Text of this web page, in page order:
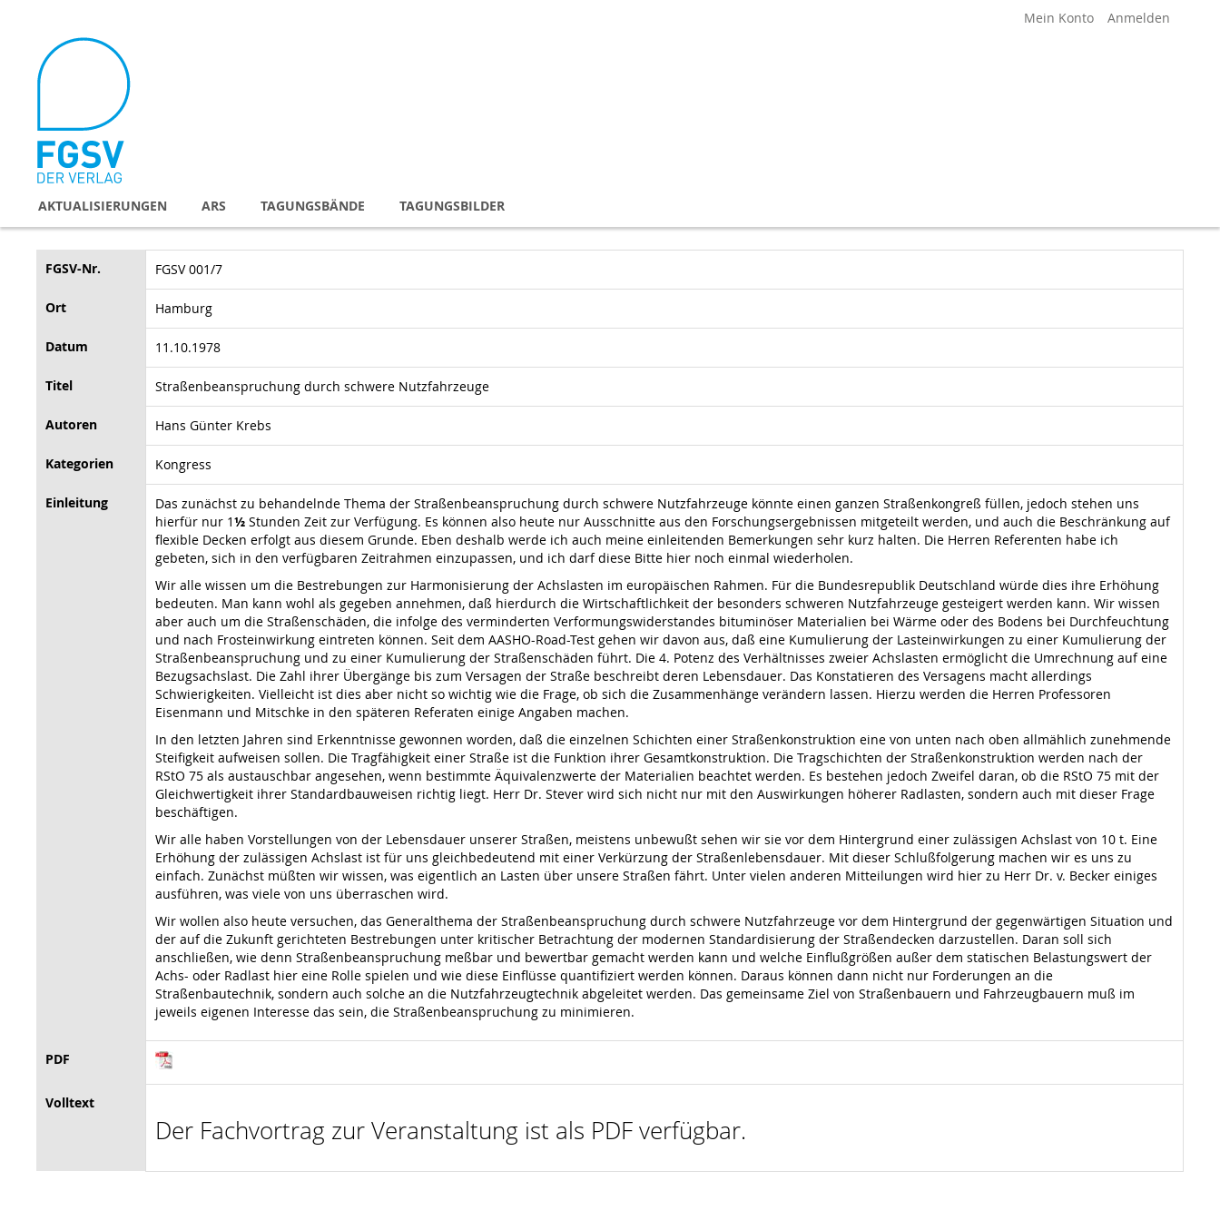
Mein Konto Anmelden
Inhalt
AKTUALISIERUNGEN ARS TAGUNGSBÄNDE TAGUNGSBILDER
FGSV-Nr. FGSV 001/7
Ort Hamburg
Datum 11.10.1978
Titel Straßenbeanspruchung durch schwere Nutzfahrzeuge
Autoren Hans Günter Krebs
Kategorien Kongress
Einleitung
Das zunächst zu behandelnde Thema der Straßenbeanspruchung durch schwere Nutzfahrzeuge könnte einen ganzen Straßenkongreß füllen, jedoch stehen uns
hierfür nur 1½ Stunden Zeit zur Verfügung. Es können also heute nur Ausschnitte aus den Forschungsergebnissen mitgeteilt werden, und auch die Beschränkung auf
flexible Decken erfolgt aus diesem Grunde. Eben deshalb werde ich auch meine einleitenden Bemerkungen sehr kurz halten. Die Herren Referenten habe ich
gebeten, sich in den verfügbaren Zeitrahmen einzupassen, und ich darf diese Bitte hier noch einmal wiederholen.
Wir alle wissen um die Bestrebungen zur Harmonisierung der Achslasten im europäischen Rahmen. Für die Bundesrepublik Deutschland würde dies ihre Erhöhung
bedeuten. Man kann wohl als gegeben annehmen, daß hierdurch die Wirtschaftlichkeit der besonders schweren Nutzfahrzeuge gesteigert werden kann. Wir wissen
aber auch um die Straßenschäden, die infolge des verminderten Verformungswiderstandes bituminöser Materialien bei Wärme oder des Bodens bei Durchfeuchtung
und nach Frosteinwirkung eintreten können. Seit dem AASHO-Road-Test gehen wir davon aus, daß eine Kumulierung der Lasteinwirkungen zu einer Kumulierung der
Straßenbeanspruchung und zu einer Kumulierung der Straßenschäden führt. Die 4. Potenz des Verhältnisses zweier Achslasten ermöglicht die Umrechnung auf eine
Bezugsachslast. Die Zahl ihrer Übergänge bis zum Versagen der Straße beschreibt deren Lebensdauer. Das Konstatieren des Versagens macht allerdings
Schwierigkeiten. Vielleicht ist dies aber nicht so wichtig wie die Frage, ob sich die Zusammenhänge verändern lassen. Hierzu werden die Herren Professoren
Eisenmann und Mitschke in den späteren Referaten einige Angaben machen.
In den letzten Jahren sind Erkenntnisse gewonnen worden, daß die einzelnen Schichten einer Straßenkonstruktion eine von unten nach oben allmählich zunehmende
Steifigkeit aufweisen sollen. Die Tragfähigkeit einer Straße ist die Funktion ihrer Gesamtkonstruktion. Die Tragschichten der Straßenkonstruktion werden nach der
RStO 75 als austauschbar angesehen, wenn bestimmte Äquivalenzwerte der Materialien beachtet werden. Es bestehen jedoch Zweifel daran, ob die RStO 75 mit der
Gleichwertigkeit ihrer Standardbauweisen richtig liegt. Herr Dr. Stever wird sich nicht nur mit den Auswirkungen höherer Radlasten, sondern auch mit dieser Frage
beschäftigen.
Wir alle haben Vorstellungen von der Lebensdauer unserer Straßen, meistens unbewußt sehen wir sie vor dem Hintergrund einer zulässigen Achslast von 10 t. Eine
Erhöhung der zulässigen Achslast ist für uns gleichbedeutend mit einer Verkürzung der Straßenlebensdauer. Mit dieser Schlußfolgerung machen wir es uns zu
einfach. Zunächst müßten wir wissen, was eigentlich an Lasten über unsere Straßen fährt. Unter vielen anderen Mitteilungen wird hier zu Herr Dr. v. Becker einiges
ausführen, was viele von uns überraschen wird.
Wir wollen also heute versuchen, das Generalthema der Straßenbeanspruchung durch schwere Nutzfahrzeuge vor dem Hintergrund der gegenwärtigen Situation und
der auf die Zukunft gerichteten Bestrebungen unter kritischer Betrachtung der modernen Standardisierung der Straßendecken darzustellen. Daran soll sich
anschließen, wie denn Straßenbeanspruchung meßbar und bewertbar gemacht werden kann und welche Einflußgrößen außer dem statischen Belastungswert der
Achs- oder Radlast hier eine Rolle spielen und wie diese Einflüsse quantifiziert werden können. Daraus können dann nicht nur Forderungen an die
Straßenbautechnik, sondern auch solche an die Nutzfahrzeugtechnik abgeleitet werden. Das gemeinsame Ziel von Straßenbauern und Fahrzeugbauern muß im
jeweils eigenen Interesse das sein, die Straßenbeanspruchung zu minimieren.
PDF
Volltext
Der Fachvortrag zur Veranstaltung ist als PDF verfügbar.